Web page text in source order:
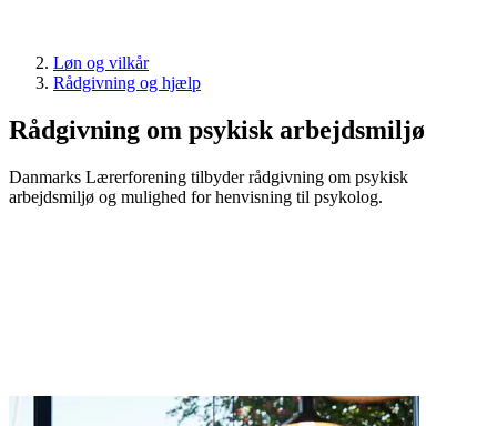
Løn og vilkår
Rådgivning og hjælp
Rådgivning om psykisk arbejdsmiljø
Danmarks Lærerforening tilbyder rådgivning om psykisk
arbejdsmiljø og mulighed for henvisning til psykolog.